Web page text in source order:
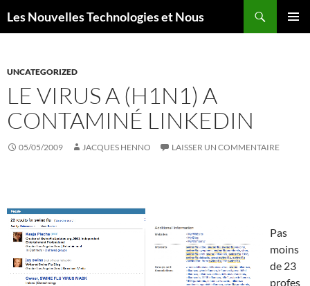
auLes Nouvelles Technologies et Nous
UNCATEGORIZED
LE VIRUS A (H1N1) A
CONTAMINÉ LINKEDIN
05/05/2009 JACQUES HENNO LAISSER UN COMMENTAIRE
Pas
moins
de 23
profes